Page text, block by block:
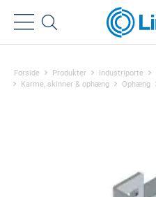
Forside Produkter Industriporte
Karme, skinner & ophæng
Ophæng